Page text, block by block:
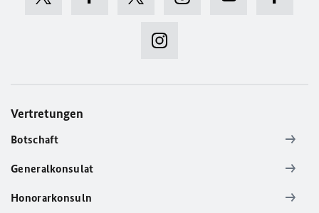
Vertretungen
Botschaft
Generalkonsulat
Honorarkonsuln